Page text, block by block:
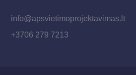
info@apsvietimoprojektavimas.lt
+3706 279 7213